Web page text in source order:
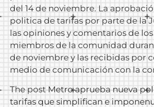
del 14 de noviembre. La
politica de tarifas por parte de la
las opiniones y comentarios de
miembros de la comunidad
de noviembre y las recibidas por
medio de comunicación con la
The postMetro aprueba nueva
tarifas que simplifican e